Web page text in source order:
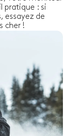
pratique : si
essayez de
cher !